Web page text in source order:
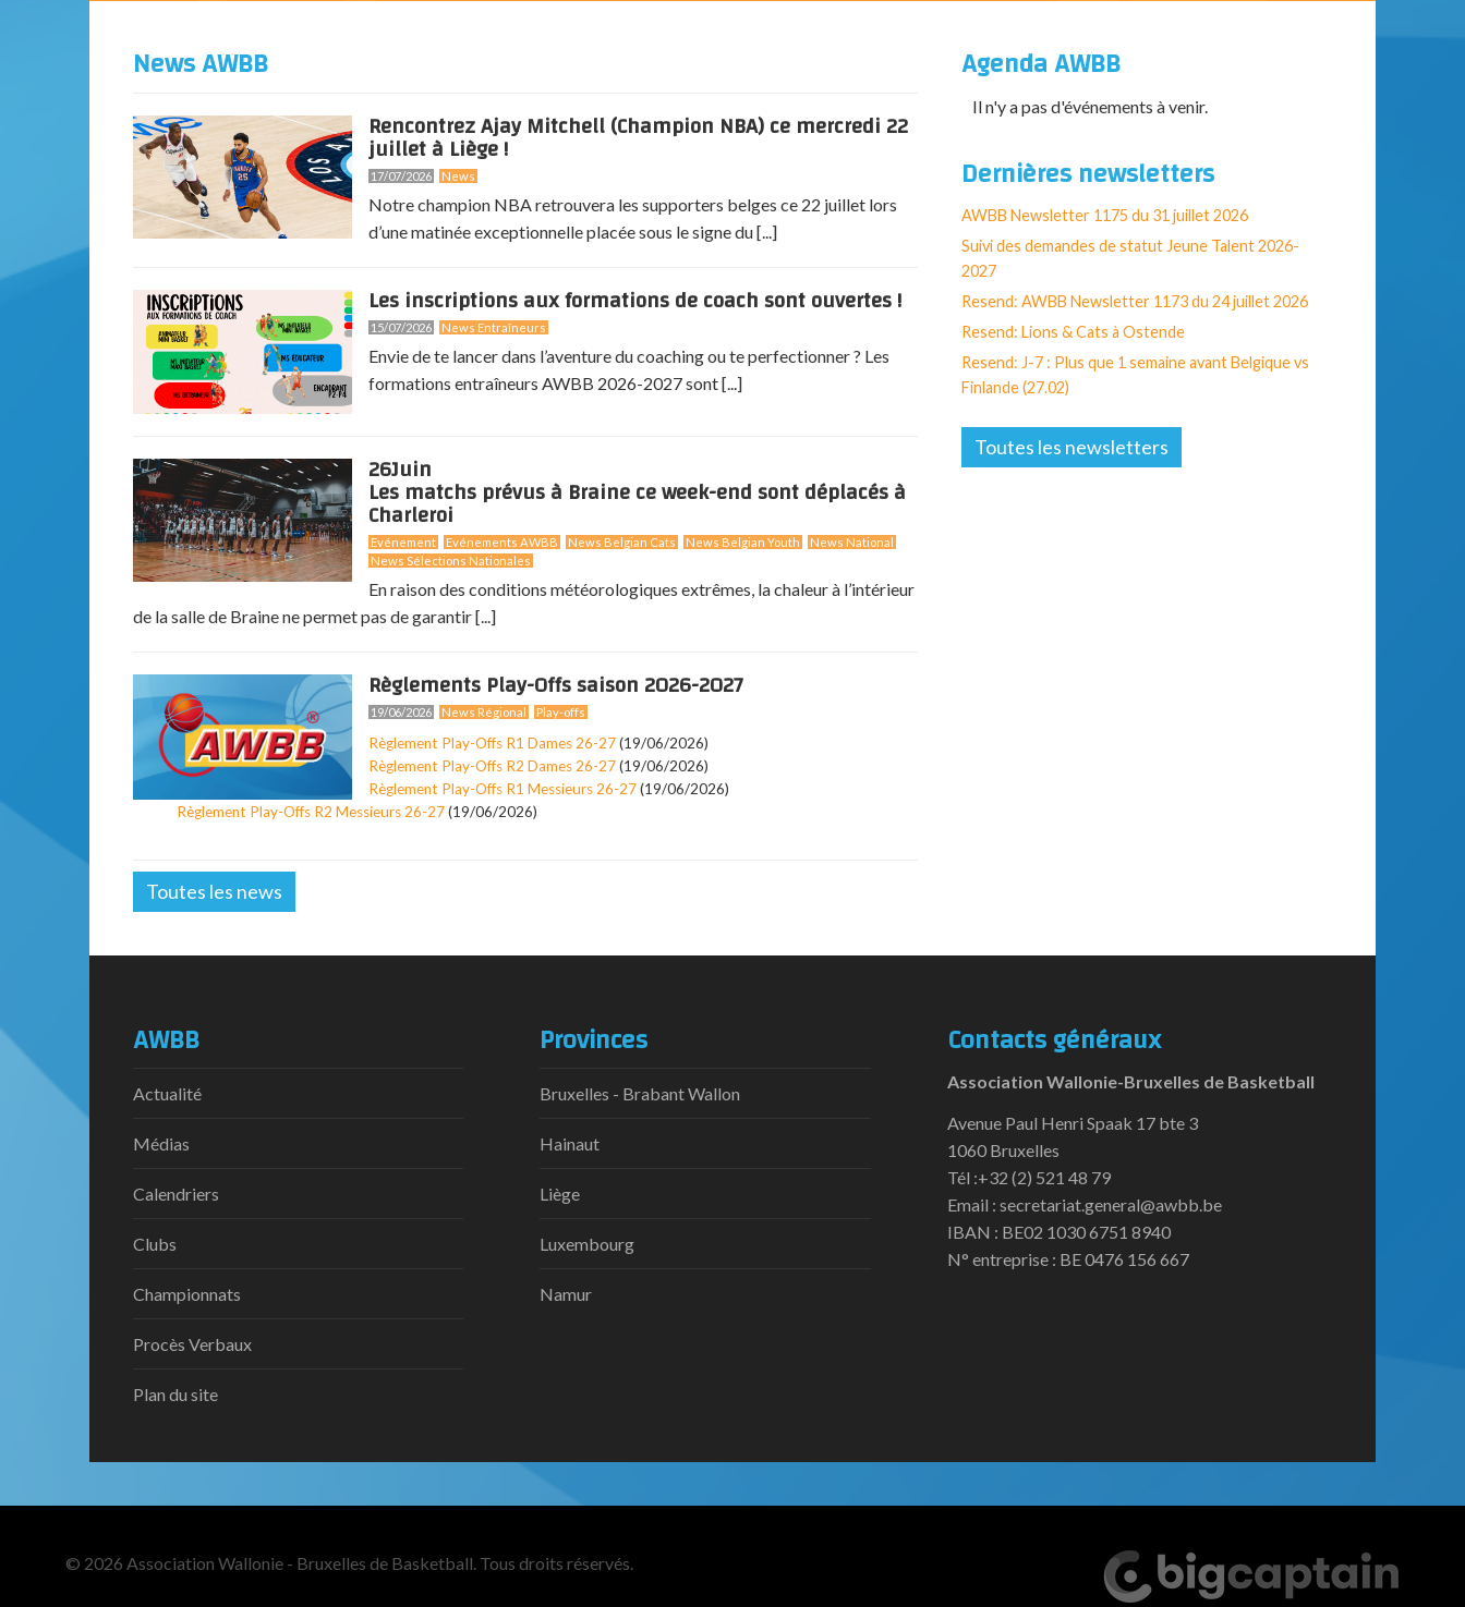
News AWBB
Rencontrez Ajay Mitchell (Champion NBA) ce mercredi 22
juillet à Liège !
17/07/2026 News
Notre champion NBA retrouvera les supporters belges ce 22 juillet lors
d’une matinée exceptionnelle placée sous le signe du [...]
Les inscriptions aux formations de coach sont ouvertes !
15/07/2026 News Entraîneurs
Envie de te lancer dans l’aventure du coaching ou te perfectionner ? Les
formations entraîneurs AWBB 2026-2027 sont [...]
26Juin
Les matchs prévus à Braine ce week-end sont déplacés à
Charleroi
Evénement Evénements AWBB News Belgian Cats News Belgian Youth
News National
News Sélections Nationales
En raison des conditions météorologiques extrêmes, la chaleur à l’intérieur
de la salle de Braine ne permet pas de garantir [...]
Règlements Play-Offs saison 2026-2027
19/06/2026 News Régional Play-offs
Règlement Play-Offs R1 Dames 26-27(19/06/2026)
Règlement Play-Offs R2 Dames 26-27(19/06/2026)
Règlement Play-Offs R1 Messieurs 26-27(19/06/2026)
Règlement Play-Offs R2 Messieurs 26-27(19/06/2026)
Toutes les news
Agenda AWBB
Il n'y a pas d'événements à venir.
Dernières newsletters
AWBB Newsletter 1175 du 31 juillet 2026
Suivi des demandes de statut Jeune Talent 2026-
2027
Resend: AWBB Newsletter 1173 du 24 juillet 2026
Resend: Lions & Cats à Ostende
Resend: J-7 : Plus que 1 semaine avant Belgique vs
Finlande (27.02)
Toutes les newsletters
AWBB
Actualité
Médias
Calendriers
Clubs
Championnats
Procès Verbaux
Plan du site
Provinces
Bruxelles - Brabant Wallon
Hainaut
Liège
Luxembourg
Namur
Contacts généraux
Association Wallonie-Bruxelles de Basketball
Avenue Paul Henri Spaak 17 bte 3
1060 Bruxelles
Tél :+32 (2) 521 48 79
Email : secretariat.general@awbb.be
IBAN : BE02 1030 6751 8940
N° entreprise : BE 0476 156 667
© 2026 Association Wallonie - Bruxelles de Basketball. Tous droits réservés.